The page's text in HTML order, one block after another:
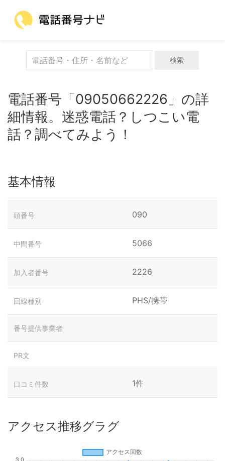
検索
電話番号「09050662226」の詳
細情報。迷惑電話？しつこい電
話？調べてみよう！
基本情報
頭番号 090
中間番号 5066
加入者番号 2226
回線種別 PHS/携帯
番号提供事業者
PR文
口コミ件数 1件
アクセス推移グラグ